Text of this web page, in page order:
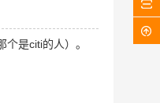
个是citi的人）。